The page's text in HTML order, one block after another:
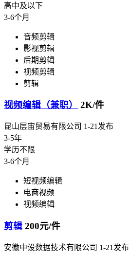
高中及以下
3-6个月
音频剪辑
影视剪辑
后期剪辑
视频剪辑
剪辑
视频编辑（兼职） 2K/件
昆山层宙贸易有限公司 1-21发布
3-5年
学历不限
3-6个月
短视频编辑
电商视频
视频编辑
剪辑 200元/件
安徽中设数据技术有限公司 1-21发布